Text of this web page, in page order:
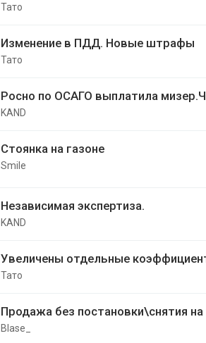
Тато
Изменение в ПДД. Новые штрафы
Тато
Росно по ОСАГО выплатила
KAND
Стоянка на газоне
Smile
Независимая экспертиза.
KAND
Увеличены отдельные
Тато
Продажа без постановки\снятия на
Blase_